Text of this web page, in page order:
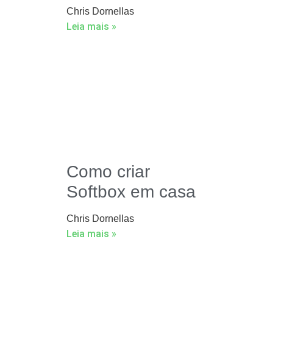
Chris Dornellas
Leia mais »
Como criar
Softbox em casa
Chris Dornellas
Leia mais »